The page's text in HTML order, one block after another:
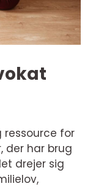
for
der har brug
drejer sig